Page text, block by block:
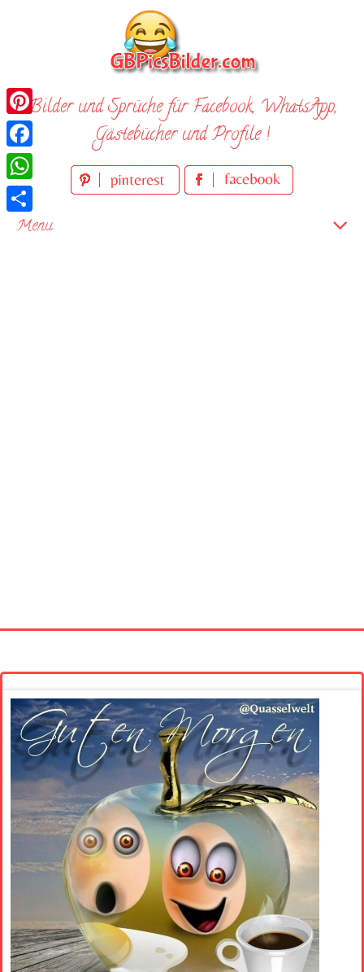
Bilder und Sprüche für Facebook, WhatsApp,
Gästebücher und Profile !
Menu
Pinterest
Facebook
WhatsApp
Teilen